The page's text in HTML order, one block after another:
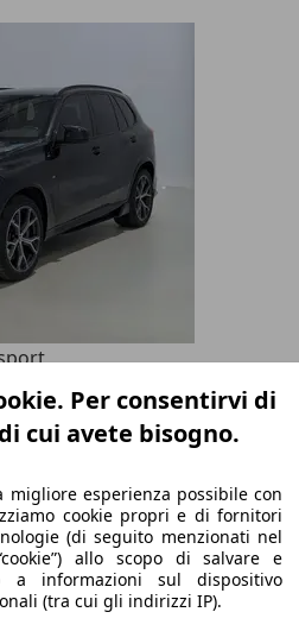
- Bs
Per consentirvi di
cui avete bisogno.
migliore esperienza possibile con
cookie propri e di fornitori
(di seguito menzionati nel
allo scopo di salvare e
a informazioni sul dispositivo
(tra cui gli indirizzi IP).